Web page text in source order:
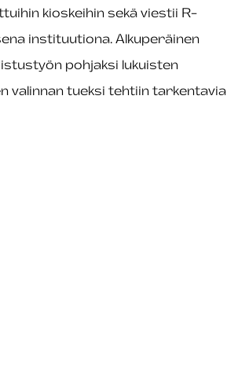
kioskeihin sekä viestii R-
instituutiona. Alkuperäinen
pohjaksi lukuisten
valinnan tueksi tehtiin tarkentavia